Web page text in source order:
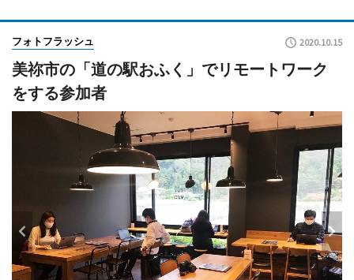
フォトフラッシュ 2020.10.15
美祢市の「道の駅おふく」でリモートワーク
をする参加者